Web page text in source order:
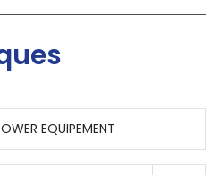
EQUIPEMENT